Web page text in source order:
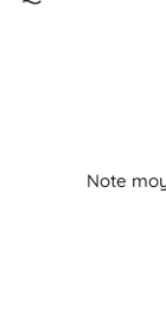
Note